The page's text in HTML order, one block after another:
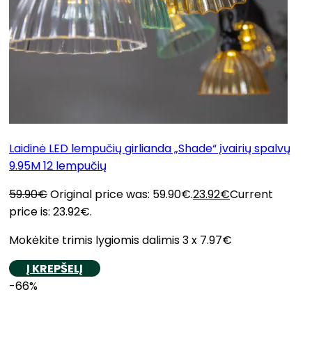
Laidinė LED lempučių girlianda „Shade“ įvairių spalvų
9.95M 12 lempučių
59.90€Original price was: 59.90€.23.92€Current
price is: 23.92€.
Mokėkite trimis lygiomis dalimis 3 x 7.97€
Į KREPŠELĮ
-66%